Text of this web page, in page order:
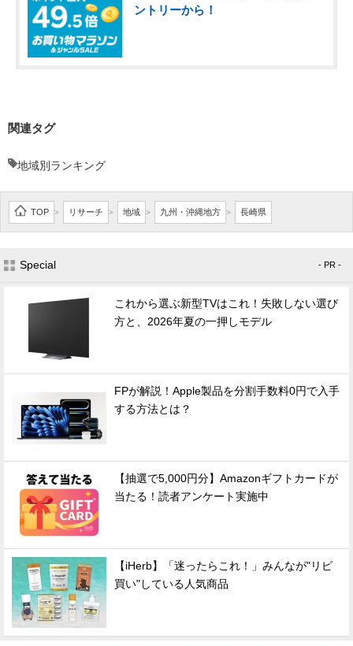
ントリーから！
関連タグ
地域別ランキング
TOP > リサーチ > 地域 > 九州・沖縄地方 > 長崎県
Special - PR -
これから選ぶ新型TVはこれ！失敗しない選び
方と、2026年夏の一押しモデル
FPが解説！Apple製品を分割手数料0円で入手
する方法とは？
【抽選で5,000円分】Amazonギフトカードが
当たる！読者アンケート実施中
【iHerb】「迷ったらこれ！」みんなが"リピ
買い"している人気商品